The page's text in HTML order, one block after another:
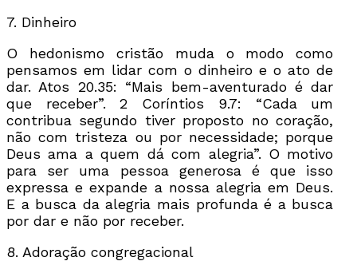
7. Dinheiro
O hedonismo cristão muda o modo como
pensamos em lidar com o dinheiro e o ato de
dar. Atos 20.35: “Mais bem-aventurado é dar
que receber”. 2 Coríntios 9.7: “Cada um
contribua segundo tiver proposto no coração,
não com tristeza ou por necessidade; porque
Deus ama a quem dá com alegria”. O motivo
para ser uma pessoa generosa é que isso
expressa e expande a nossa alegria em Deus.
E a busca da alegria mais profunda é a busca
por dar e não por receber.
8. Adoração congregacional